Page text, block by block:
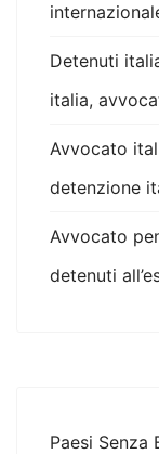
Detenuti
italia,
Avvocato
detenzione
Avvocato
detenuti
Paesi Senza